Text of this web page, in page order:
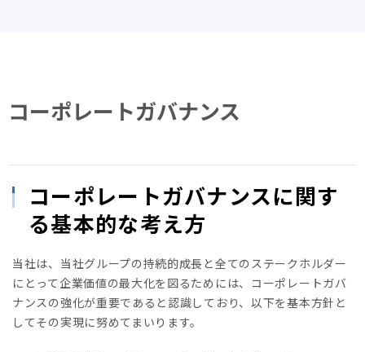
コーポレートガバナンス
コーポレートガバナンスに関す
る基本的な考え方
当社は、当社グループの持続的成長と全てのステークホルダー
にとって企業価値の最大化を図るためには、コーポレートガバ
ナンスの強化が重要であると認識しており、以下を基本方針と
してその実現に努めてまいります。